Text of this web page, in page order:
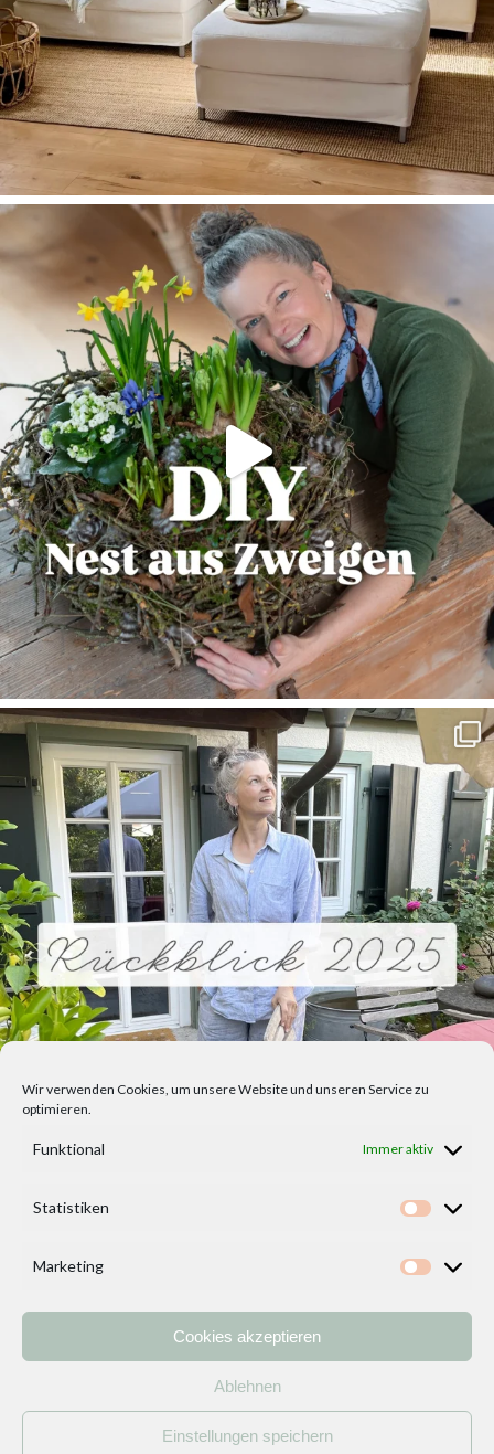
Wir verwenden Cookies, um unsere Website und unseren Service zu
optimieren.
Funktional Immer aktiv
Statistiken
Marketing
Cookies akzeptieren
Ablehnen
Einstellungen speichern
Kontakt
Impressum/ Datenschutzerklärung